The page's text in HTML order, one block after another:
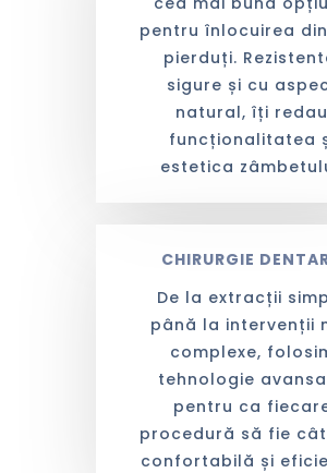
pentru înlocuirea
pierduți.
sigure și cu
natural, îți redau
funcționalitatea
estetica
CHIRURGIE
De la extracții
până la intervenții
complexe,
tehnologie
pentru ca
procedură să fie
confortabilă și